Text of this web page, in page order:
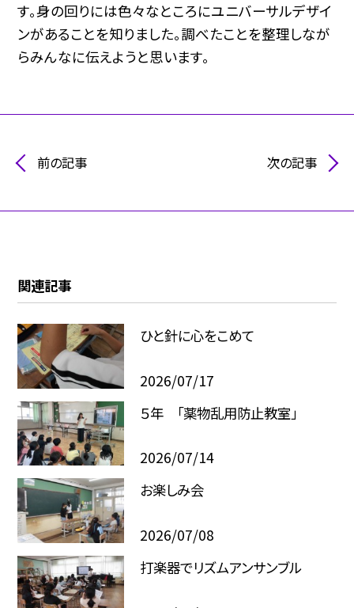
す。身の回りには色々なところにユニバーサルデザイ
ンがあることを知りました。調べたことを整理しなが
らみんなに伝えようと思います。
前の記事 次の記事
関連記事
ひと針に心をこめて
2026/07/17
５年 「薬物乱用防止教室」
2026/07/14
お楽しみ会
2026/07/08
打楽器でリズムアンサンブル